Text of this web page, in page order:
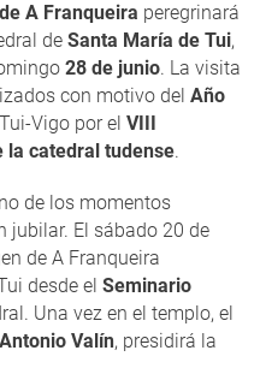
A Franqueira peregrinará
de Santa María de Tui,
28 de junio. La visita
con motivo del Año
Vigo por el VIII
la catedral tudense.
de los momentos
jubilar. El sábado 20 de
de A Franqueira
desde el Seminario
Una vez en el templo, el
Valín, presidirá la